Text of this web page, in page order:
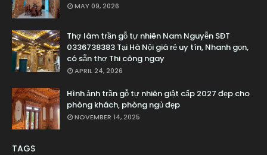
MAY 09, 2026
Thợ làm trần gỗ tự nhiên Nam Nguyễn SĐT
0336738383 Tại Hà Nội giá rẻ uy tín, Nhanh gọn,
có sẵn thợ Thi công ngay
APRIL 24, 2026
Hình ảnh trần gỗ tự nhiên giật cấp 2027 đẹp cho
phòng khách, phòng ngủ đẹp
NOVEMBER 14, 2025
TAGS